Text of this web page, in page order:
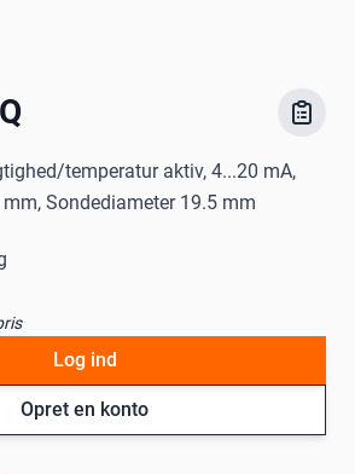
temperatur aktiv, 4...20 mA,
Sondediameter 19.5 mm
Opret en konto
Log ind